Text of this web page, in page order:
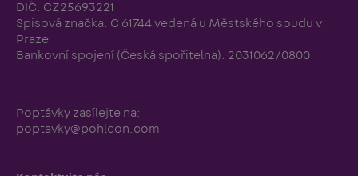
DIČ: CZ25693221
Spisová značka: C 61744 vedená u Městského soudu v
Praze
Bankovní spojení (Česká spořitelna): 2031062/0800
Poptávky zasílejte na:
poptavky@pohlcon.com